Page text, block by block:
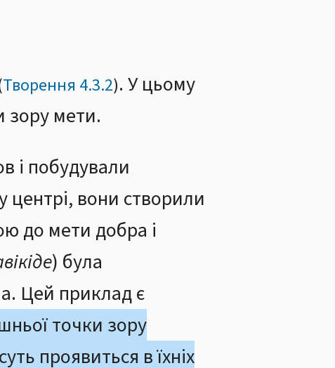
Творення 4.3.2). У цьому
зору мети.
і побудували
центрі, вони створили
до мети добра і
) була
Цей приклад є
точки зору
проявиться в їхніх